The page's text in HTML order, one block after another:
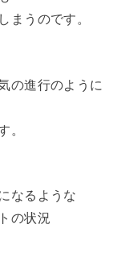
まうのです。
の進行のように
なるような
の状況